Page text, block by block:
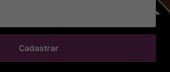
Cadastrar